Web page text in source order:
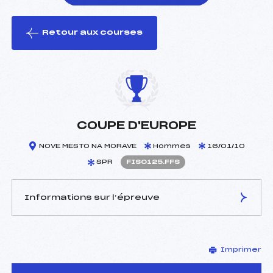
le ski
Retour aux courses
COUPE D'EUROPE
NOVE MESTO NA MORAVE Hommes 16/01/10
SPR FIS0125.FFS
Informations sur l’épreuve
–
D.T Adjoint :
–
Imprimer